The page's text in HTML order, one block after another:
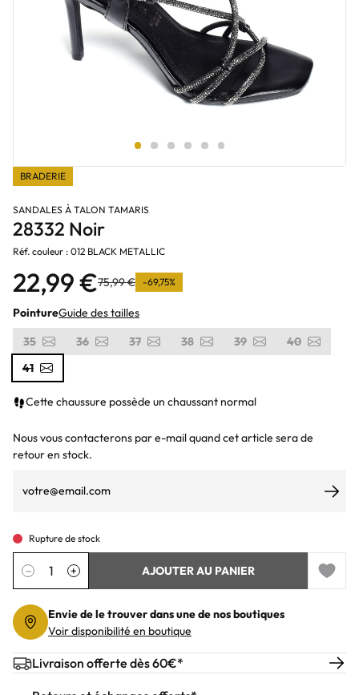
BRADERIE
SANDALES À TALON TAMARIS
28332 Noir
Réf. couleur : 012 BLACK METALLIC
22,99 €75,99 € -69,75%
PointureGuide des tailles
35
36 37 38 39
40
41
Cette chaussure possède un chaussant normal
Nous vous contacterons par e-mail quand cet article sera de
retour en stock.
Rupture de stock
Quantité
− + AJOUTER AU PANIER
Add to
Envie de le trouver dans une de nos boutiques
Voir disponibilité en boutique
Livraison offerte dès 60€*